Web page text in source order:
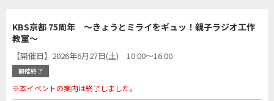
KBS京都 75周年 ～きょうとミライをギュッ！親子ラジオ工作
教室～
【開催日】2026年6月27日(土) 10:00～16:00
開催終了
※本イベントの案内は終了しました。